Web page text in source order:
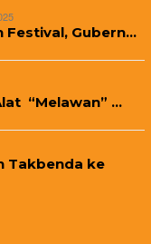
Festival, Gubern…
“Melawan” …
Takbenda ke